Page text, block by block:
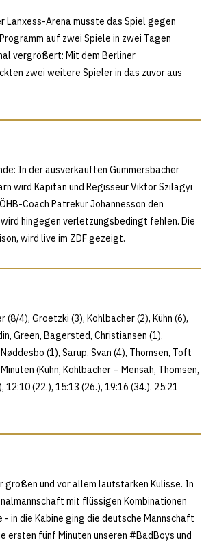
Lanxess-Arena musste das Spiel gegen
auf zwei Spiele in zwei Tagen
vergrößert: Mit dem Berliner
zwei weitere Spieler in das zuvor aus
In der ausverkauften Gummersbacher
wird Kapitän und Regisseur Viktor Szilagyi
Coach Patrekur Johannesson den
hingegen verletzungsbedingt fehlen. Die
wird live im ZDF gezeigt.
(8/4), Groetzki (3), Kohlbacher (2), Kühn (6),
Green, Bagersted, Christiansen (1),
(1), Sarup, Svan (4), Thomsen, Toft
(Kühn, Kohlbacher – Mensah, Thomsen,
12:10 (22.), 15:13 (26.), 19:16 (34.). 25:21
großen und vor allem lautstarken Kulisse. In
mit flüssigen Kombinationen
in die Kabine ging die deutsche Mannschaft
ersten fünf Minuten unseren #BadBoys und